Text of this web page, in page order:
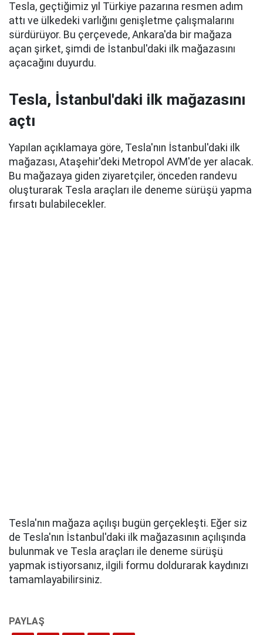
Tesla, geçtiğimiz yıl Türkiye pazarına resmen adım
attı ve ülkedeki varlığını genişletme çalışmalarını
sürdürüyor. Bu çerçevede, Ankara'da bir mağaza
açan şirket, şimdi de İstanbul'daki ilk mağazasını
açacağını duyurdu.
Tesla, İstanbul'daki ilk mağazasını
açtı
Yapılan açıklamaya göre, Tesla'nın İstanbul'daki ilk
mağazası, Ataşehir'deki Metropol AVM'de yer alacak.
Bu mağazaya giden ziyaretçiler, önceden randevu
oluşturarak Tesla araçları ile deneme sürüşü yapma
fırsatı bulabilecekler.
Tesla'nın mağaza açılışı bugün gerçekleşti. Eğer siz
de Tesla'nın İstanbul'daki ilk mağazasının açılışında
bulunmak ve Tesla araçları ile deneme sürüşü
yapmak istiyorsanız, ilgili formu doldurarak kaydınızı
tamamlayabilirsiniz.